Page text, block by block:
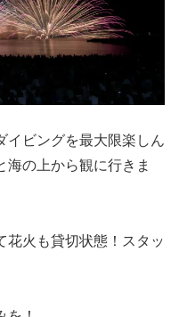
イビングを最大限楽しん
海の上から観に行きま
花火も貸切状態！スタッ